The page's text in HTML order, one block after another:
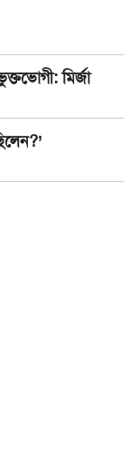
মির্জা